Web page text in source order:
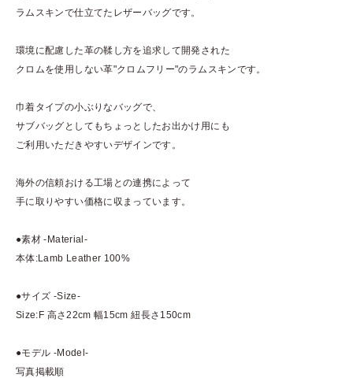
ラムスキンで仕立てたレザーバッグです。
環境に配慮した革の鞣し方を追求して開発された
クロムを使用しない革"クロムフリー"のラムスキンです。
巾着タイプの小ぶりなバッグで、
サブバッグとしてもちょっとしたお出かけ用にも
ご利用いただきやすいデザインです。
海外の信頼おける工場との連携によって
手に取りやすい価格に収まっています。
●素材 -Material-
本体:Lamb Leather 100%
●サイズ -Size-
Size:F 高さ22cm 幅15cm 紐長さ150cm
●モデル -Model-
写真掲載順